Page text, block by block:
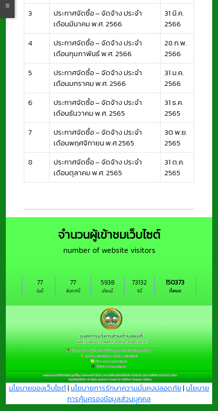
3
ประกาศจัดซื้อ – จัดจ้าง ประจำ
เดือนมีนาคม พ.ศ. 2566
31 มี.ค.
2566
4
ประกาศจัดซื้อ – จัดจ้าง ประจำ
เดือนกุมภาพันธ์ พ.ศ. 2566
28 ก.พ.
2566
5
ประกาศจัดซื้อ – จัดจ้าง ประจำ
เดือนมกราคม พ.ศ. 2566
31 ม.ค.
2566
6
ประกาศจัดซื้อ – จัดจ้าง ประจำ
เดือนธันวาคม พ.ศ. 2565
31 ธ.ค.
2565
7
ประกาศจัดซื้อ – จัดจ้าง ประจำ
เดือนพฤศจิกายน พ.ศ.2565
30 พ.ย.
2565
8
ประกาศจัดซื้อ – จัดจ้าง ประจำ
เดือนตุลาคม พ.ศ. 2565
31 ต.ค.
2565
จำนวนผู้เข้าชมเว็บไซต์
number of website visitors
วันนี้
77
สัปดาห์นี้
77
เดือนนี้
5938
ปีนี้
73132
ทั้งหมด
150373
นโยบายของเว็บไซต์| นโยบายการรักษาความมั่นคงปลอดภัย| นโยบาย
การคุ้มครองข้อมูลส่วนบุุคคล